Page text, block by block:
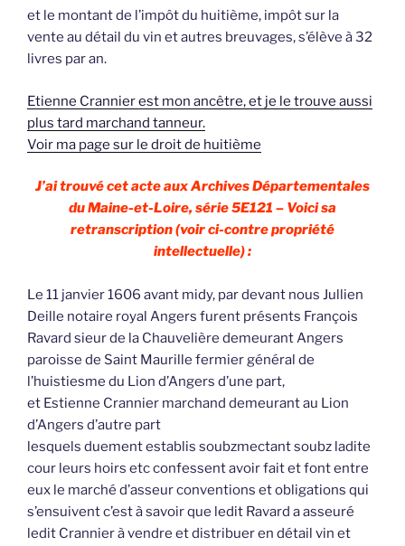
et le montant de l’impôt du huitième, impôt sur la
vente au détail du vin et autres breuvages, s’élève à 32
livres par an.
Etienne Crannier est mon ancêtre, et je le trouve aussi
plus tard marchand tanneur.
Voir ma page sur le droit de huitième
J’ai trouvé cet acte aux Archives Départementales
du Maine-et-Loire, série 5E121 – Voici sa
retranscription (voir ci-contre propriété
intellectuelle) :
Le 11 janvier 1606 avant midy, par devant nous Jullien
Deille notaire royal Angers furent présents François
Ravard sieur de la Chauvelière demeurant Angers
paroisse de Saint Maurille fermier général de
l’huistiesme du Lion d’Angers d’une part,
et Estienne Crannier marchand demeurant au Lion
d’Angers d’autre part
lesquels duement establis soubzmectant soubz ladite
cour leurs hoirs etc confessent avoir fait et font entre
eux le marché d’asseur conventions et obligations qui
s’ensuivent c’est à savoir que ledit Ravard a asseuré
ledit Crannier à vendre et distribuer en détail vin et